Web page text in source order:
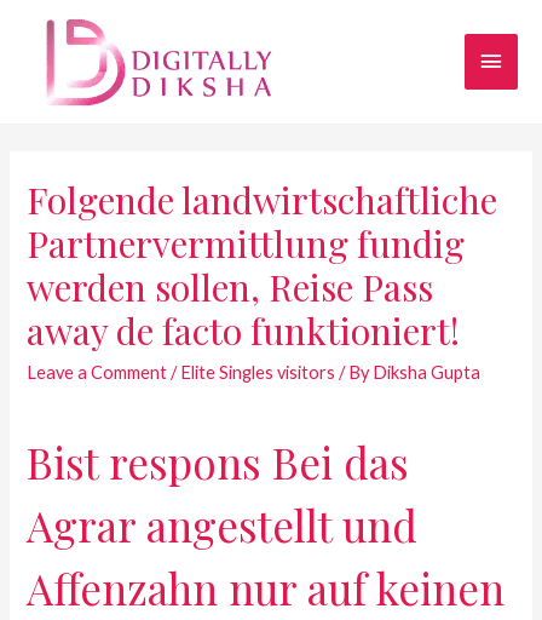
Folgende landwirtschaftliche
Partnervermittlung fundig
werden sollen, Reise Pass
away de facto funktioniert!
Leave a Comment /Elite Singles visitors / ByDiksha Gupta
Bist respons Bei das
Agrar angestellt und
Affenzahn nur auf keinen